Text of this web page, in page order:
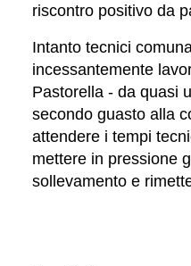
riscontro positivo da
Intanto tecnici
incessantemente
Pastorella - da quasi
secondo guasto alla
attendere i tempi
mettere in pressione
sollevamento e